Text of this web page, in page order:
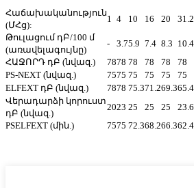
Հաճախականություն
(ՄՀց):
1 4 10 16 20
Թուլացում դԲ/100 մ
(առավելագույնը)
- 3.75.9 7.4 8.3 10.4
ՀԱՋՈՐԴ դԲ (նվազ.)
7878 78 78 78 78
PS-NEXT (նվազ.)
7575 75 75 75 75
ELFEXT դԲ (նվազ.)
7878 75.371.269.365.4
Վերադարձի կորուստ
դԲ (նվազ.)
2023 25 25 25 23.6
PSELFEXT (մին.)
7575 72.368.266.362.4